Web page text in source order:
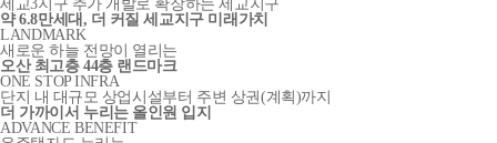
세교3지구 추가 개발로 확장하는 세교지구
약 6.8만세대, 더 커질 세교지구 미래가치
LANDMARK
새로운 하늘 전망이 열리는
오산 최고층 44층 랜드마크
ONE STOP INFRA
단지 내 대규모 상업시설부터 주변 상권(계획)까지
더 가까이서 누리는 올인원 입지
ADVANCE BENEFIT